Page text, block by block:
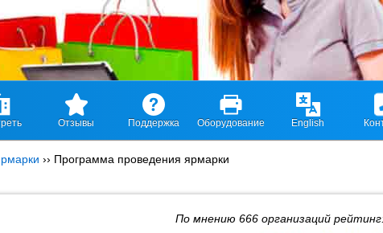
Отзывы Поддержка Оборудование English
›› Программа проведения ярмарки
По мнению 666 организаций